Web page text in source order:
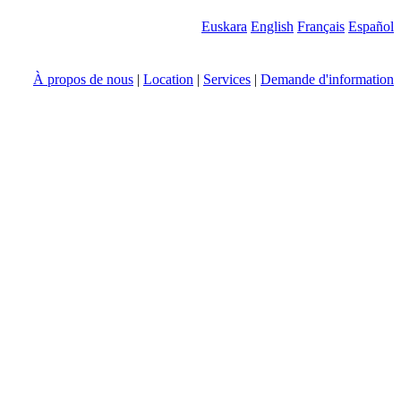
Euskara English Français Español
À propos de nous | Location | Services | Demande d'information